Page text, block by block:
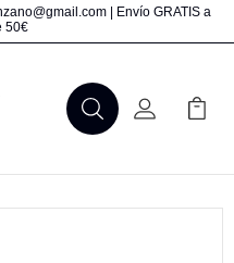
| Envío GRATIS a
50€
BuscarMi Cuenta
Mi